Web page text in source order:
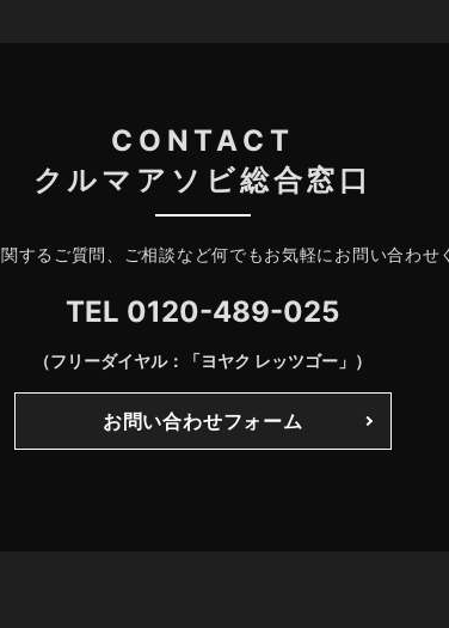
CONTACT
クルマアソビ総合窓口
するご質問、ご相談など何でもお気軽にお問い合わせ
TEL 0120-489-025
（フリーダイヤル：「ヨヤク レッツゴー」）
お問い合わせフォーム